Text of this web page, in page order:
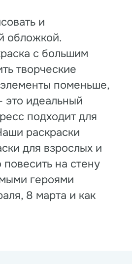
и
обложкой.
с большим
творческие
поменьше,
это идеальный
подходит для
раскраски
для взрослых и
на стену
героями
8 марта и как